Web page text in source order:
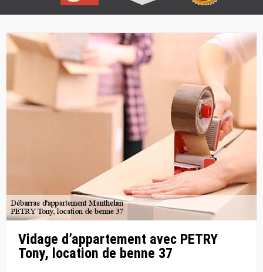
Vidage d’appartement avec PETRY
Tony, location de benne 37